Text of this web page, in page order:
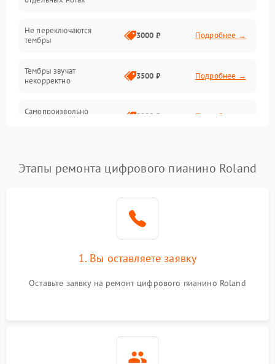
Аудио
Оптика
Не переключаются
тембры
3000 ₽ Подробнее →
Тембры звучат
некорректно
3500 ₽ Подробнее →
Самопроизвольно
2800 ₽ Подробнее →
Этапы ремонта цифрового пианино Roland
1. Вы оставляете заявку
Оставьте заявку на ремонт цифрового пианино Roland